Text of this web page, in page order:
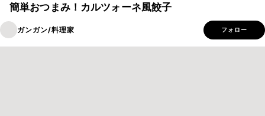
簡単おつまみ！カルツォーネ風餃子
ガンガン/料理家 フォロー